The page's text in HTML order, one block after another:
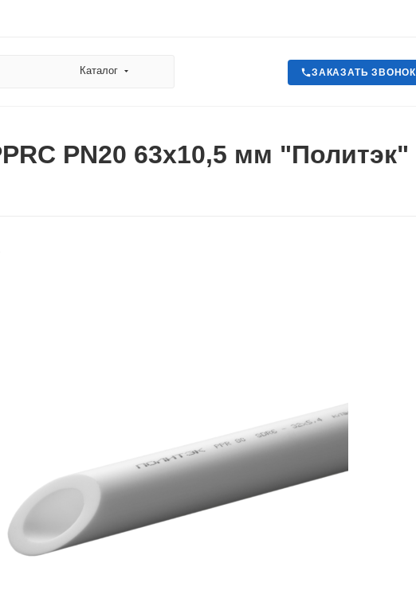
Каталог ЗАКАЗАТЬ ЗВОНОК
PN20 63х10,5 мм "Политэк"